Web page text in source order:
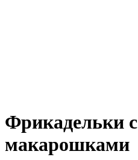
Фрикадельки с
макарошками